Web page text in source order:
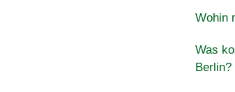
Wohin
Was
Berlin?